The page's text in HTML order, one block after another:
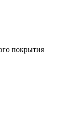
покрытия